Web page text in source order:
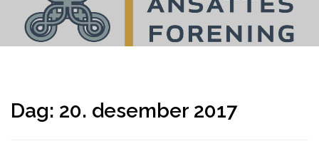
Dag: 20. desember 2017